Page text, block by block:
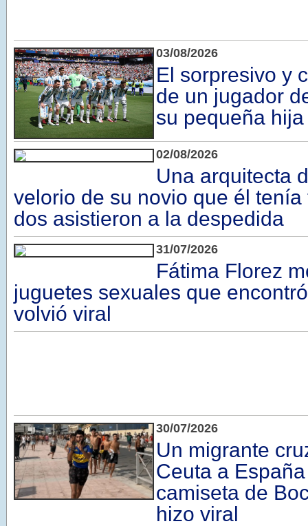
03/08/2026
El sorpresivo y
de un jugador
su pequeña hija
02/08/2026
Una arquitecta
velorio de su novio que él tenía
dos asistieron a la despedida
31/07/2026
Fátima Florez
juguetes sexuales que
volvió viral
30/07/2026
Un migrante
Ceuta a
camiseta de
hizo viral